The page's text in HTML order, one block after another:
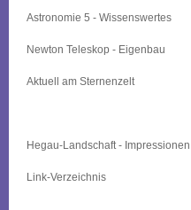
Astronomie 5 - Wissenswertes
Newton Teleskop - Eigenbau
Aktuell am Sternenzelt
Hegau-Landschaft - Impressionen
Link-Verzeichnis